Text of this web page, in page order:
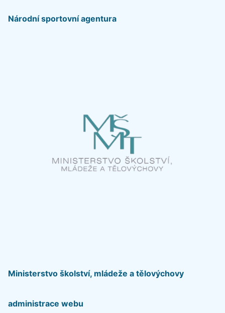
Národní sportovní agentura
Ministerstvo školství, mládeže a tělovýchovy
administrace webu